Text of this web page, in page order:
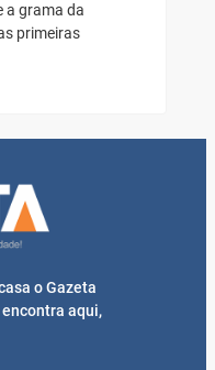
a grama da
primeiras
o Gazeta
aqui,